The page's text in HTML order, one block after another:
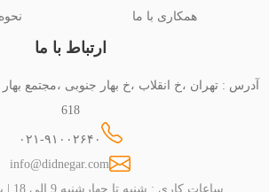
همکاری با ما
ارتباط با ما
آدرس : تهران ،خ انقلاب ،خ بهار جنوبی ،مجتمع
618
۰۲۱-۹۱۰۰۲۶۴۰
info@didnegar.com
ساعات کاری : شنبه تا چهارشنبه 9 الی 18 | پنجشنبه 9 الی 15